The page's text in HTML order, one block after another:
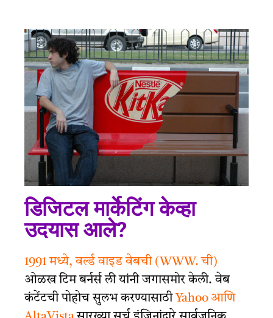
डिजिटल मार्केटिंग केव्हा
उदयास आले?
1991 मध्ये, वर्ल्ड वाइड वेबची (WWW. ची)
ओळख टिम बर्नर्स ली यांनी जगासमोर केली. वेब
कंटेंटची पोहोच सुलभ करण्यासाठी Yahoo आणि